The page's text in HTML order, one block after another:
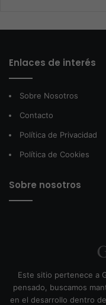
Enlaces de interés
Sobre Nosotros
Contacto
Política de Privacidad
Política de Cookies
Sobre nosotros
Este sitio pertenece a
pensado, buscamos
en el desarrollo dentro